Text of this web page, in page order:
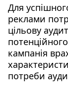
Для
реклами
цільову
кампанія
потреби